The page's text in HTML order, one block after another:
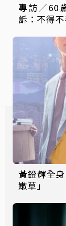
專訪／60
訴：不得
黃鐙輝全
嫩草」